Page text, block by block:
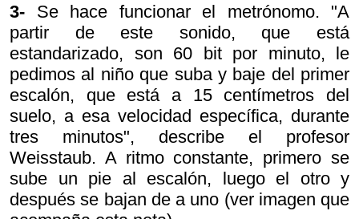
3- Se hace funcionar el metrónomo. "A
partir de este sonido, que está
estandarizado, son 60 bit por minuto, le
pedimos al niño que suba y baje del primer
escalón, que está a 15 centímetros del
suelo, a esa velocidad específica, durante
tres minutos", describe el profesor
Weisstaub. A ritmo constante, primero se
sube un pie al escalón, luego el otro y
después se bajan de a uno (ver imagen que